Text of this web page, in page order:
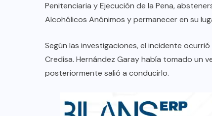
Penitenciaria y Ejecución de la Pena,
Alcohólicos Anónimos y permanecer en su
Según las investigaciones, el incidente
Credisa. Hernández Garay había tomado un
posteriormente salió a conducirlo.